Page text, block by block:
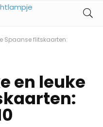
Spaanse flitskaarten:
en leuke